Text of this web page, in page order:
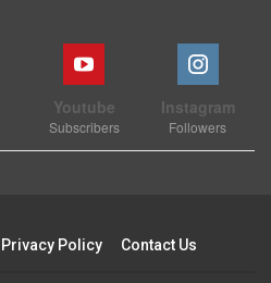
Youtube
Subscribers
Instagram
Followers
Privacy Policy Contact Us